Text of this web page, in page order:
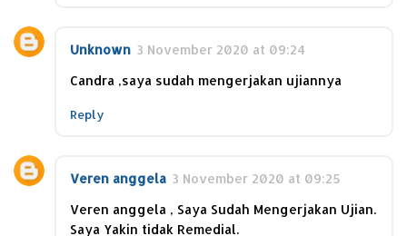
Unknown 3 November 2020 at 09:24
Candra ,saya sudah mengerjakan ujiannya
Reply
Veren anggela 3 November 2020 at 09:25
Veren anggela , Saya Sudah Mengerjakan Ujian.
Saya Yakin tidak Remedial.